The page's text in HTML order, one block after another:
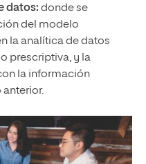
datos: donde se
del modelo
la analítica de datos
prescriptiva, y la
la información